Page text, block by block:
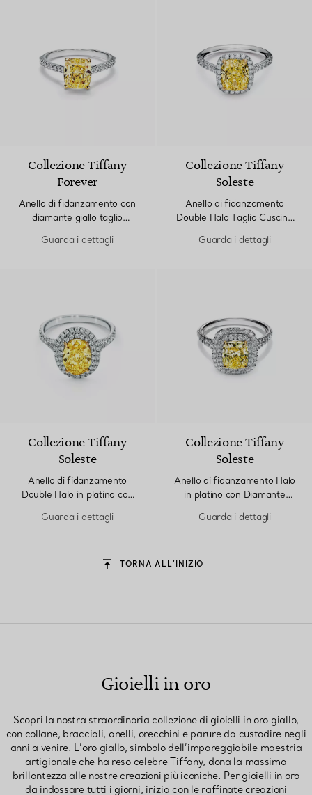
Collezione Tiffany
Forever
Anello di fidanzamento con
diamante giallo taglio
e pavé di diamanti
Guarda i dettagli
Collezione Tiffany
Soleste
Anello di fidanzamento
Double Halo Taglio Cuscino
diamanti
Guarda i dettagli
Collezione Tiffany
Soleste
Anello di fidanzamento
Double Halo in platino con
Ovale
Guarda i dettagli
Collezione Tiffany
Soleste
Anello di fidanzamento Halo
in platino con Diamante
Guarda i dettagli
TORNA ALL’INIZIO
Gioielli in oro
Scopri la nostra straordinaria collezione di gioielli in oro giallo,
con collane, bracciali, anelli, orecchini e parure da custodire negli
anni a venire. L’oro giallo, simbolo dell’impareggiabile maestria
artigianale che ha reso celebre Tiffany, dona la massima
brillantezza alle nostre creazioni più iconiche. Per gioielli in oro
da indossare tutti i giorni, inizia con le raffinate creazioni